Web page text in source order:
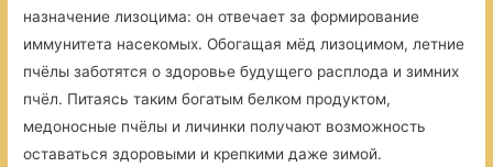
назначение лизоцима: он отвечает за формирование
иммунитета насекомых. Обогащая мёд лизоцимом, летние
пчёлы заботятся о здоровье будущего расплода и зимних
пчёл. Питаясь таким богатым белком продуктом,
медоносные пчёлы и личинки получают возможность
оставаться здоровыми и крепкими даже зимой.